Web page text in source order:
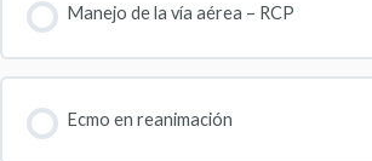
Manejo de la vía aérea – RCP
Ecmo en reanimación